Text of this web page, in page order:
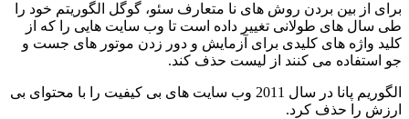
برای از بین بردن روش های نا متعارف سئو، گوگل الگوریتم خود را
طی سال های طولانی تغییر داده است تا وب سایت هایی را که از
کلید واژه های کلیدی برای آزمایش و دور زدن موتور های جست و
جو استفاده می کنند از لیست حذف کند.
الگوریم پانا در سال 2011 وب سایت های بی کیفیت را با محتوای بی
ارزش را حذف کرد.